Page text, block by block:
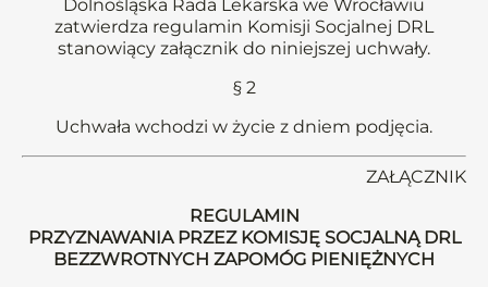
Dolnośląska Rada Lekarska we Wrocławiu
zatwierdza regulamin Komisji Socjalnej DRL
stanowiący załącznik do niniejszej uchwały.
§ 2
Uchwała wchodzi w życie z dniem podjęcia.
ZAŁĄCZNIK
REGULAMIN
PRZYZNAWANIA PRZEZ KOMISJĘ SOCJALNĄ DRL
BEZZWROTNYCH ZAPOMÓG PIENIĘŻNYCH